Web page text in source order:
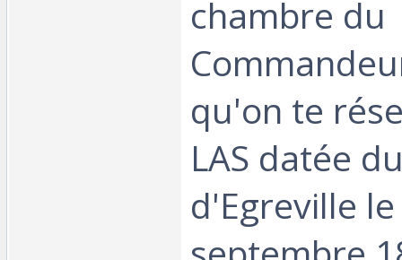
chambre du
qu'on te
LAS datée
d'Egreville